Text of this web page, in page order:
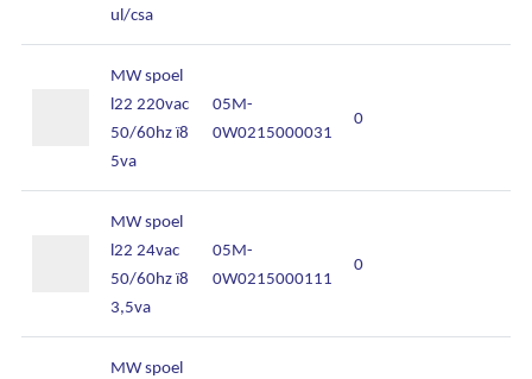
ul/csa
MW spoel
l22 220vac
50/60hz ï8
5va
05M-
0W0215000031
0
MW spoel
l22 24vac
50/60hz ï8
3,5va
05M-
0W0215000111
0
MW spoel